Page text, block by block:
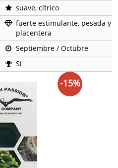
suave, cítrico
fuerte estimulante, pesada y
placentera
Septiembre / Octubre
Sí
-15%